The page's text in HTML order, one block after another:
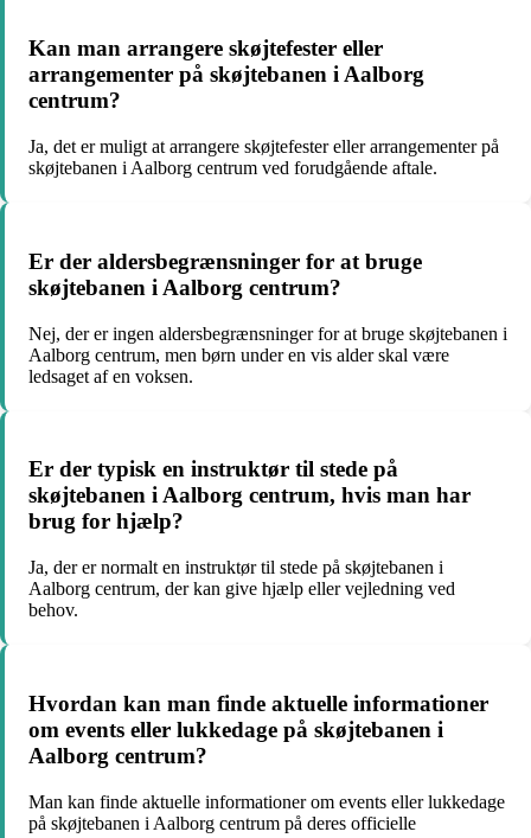
Kan man arrangere skøjtefester eller
arrangementer på skøjtebanen i Aalborg
centrum?
Ja, det er muligt at arrangere skøjtefester eller arrangementer på
skøjtebanen i Aalborg centrum ved forudgående aftale.
Er der aldersbegrænsninger for at bruge
skøjtebanen i Aalborg centrum?
Nej, der er ingen aldersbegrænsninger for at bruge skøjtebanen i
Aalborg centrum, men børn under en vis alder skal være
ledsaget af en voksen.
Er der typisk en instruktør til stede på
skøjtebanen i Aalborg centrum, hvis man har
brug for hjælp?
Ja, der er normalt en instruktør til stede på skøjtebanen i
Aalborg centrum, der kan give hjælp eller vejledning ved
behov.
Hvordan kan man finde aktuelle informationer
om events eller lukkedage på skøjtebanen i
Aalborg centrum?
Man kan finde aktuelle informationer om events eller lukkedage
på skøjtebanen i Aalborg centrum på deres officielle